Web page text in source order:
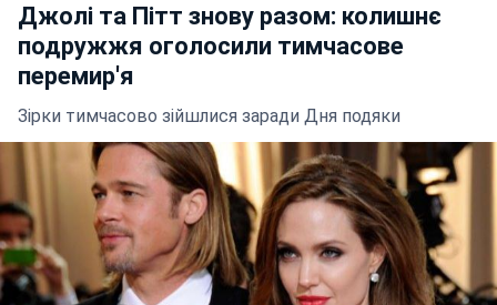
Джолі та Пітт знову разом: колишнє
подружжя оголосили тимчасове
перемир'я
Зірки тимчасово зійшлися заради Дня подяки